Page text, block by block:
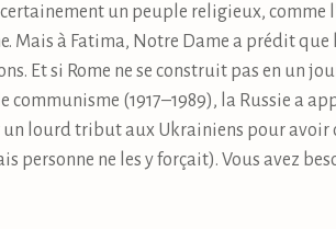
un peuple religieux,
Mais à Fatima, Notre Dame a prédit
Et si Rome ne se construit pas en un
communisme (1917–1989), la Russie a
un lourd tribut aux Ukrainiens pour
personne ne les y forçait). Vous avez